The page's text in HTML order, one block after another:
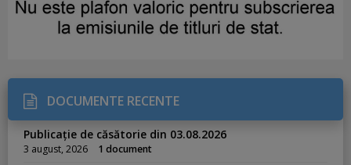
DOCUMENTE RECENTE
Publicație de căsătorie din 03.08.2026
3 august, 2026 1 document